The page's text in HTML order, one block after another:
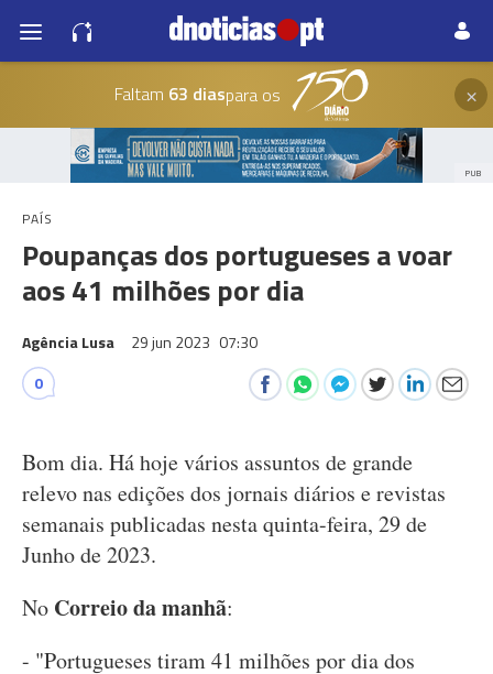
Faltam 63 diaspara os ×
PUB
PAÍS
Poupanças dos portugueses a voar
aos 41 milhões por dia
Agência Lusa 29 jun 2023 07:30
0
Bom dia. Há hoje vários assuntos de grande
relevo nas edições dos jornais diários e revistas
semanais publicadas nesta quinta-feira, 29 de
Junho de 2023.
No Correio da manhã:
- "Portugueses tiram 41 milhões por dia dos